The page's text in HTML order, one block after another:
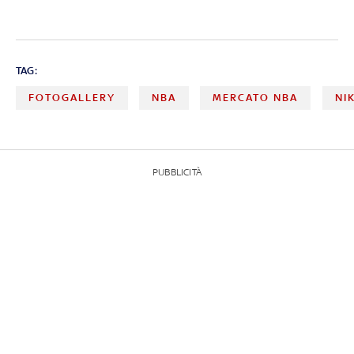
TAG:
FOTOGALLERY NBA MERCATO NBA
PUBBLICITÀ